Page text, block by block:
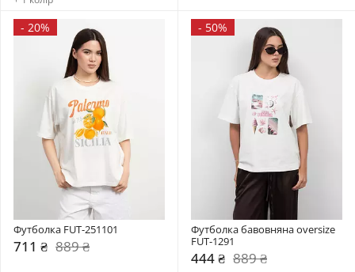
- 20%
Футболка FUT-251101
711 ₴ 889 ₴
- 50%
Футболка бавовняна oversize
FUT-1291
444 ₴ 889 ₴